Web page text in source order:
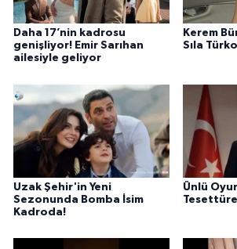
Daha 17’nin kadrosu
genişliyor! Emir Sarıhan
ailesiyle geliyor
Kerem
Sıla
Uzak Şehir'in Yeni
Sezonunda Bomba İsim
Kadroda!
Ünlü